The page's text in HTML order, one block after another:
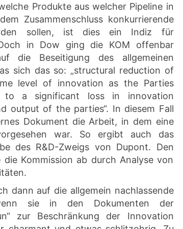
Produkte aus welcher Pipeline in
Zusammenschluss konkurrierende
sollen, ist dies ein Indiz für
in Dow ging die KOM offenbar
die Beseitigung des allgemeinen
sich das so: „structural reduction of
level of innovation as the Parties
to a significant loss in innovation
output of the parties“. In diesem Fall
Dokument die Arbeit, in dem eine
war. So ergibt auch das
des R&D-Zweigs von Dupont. Den
Kommission ab durch Analyse von
dann auf die allgemein nachlassende
sie in den Dokumenten der
zur Beschränkung der Innovation